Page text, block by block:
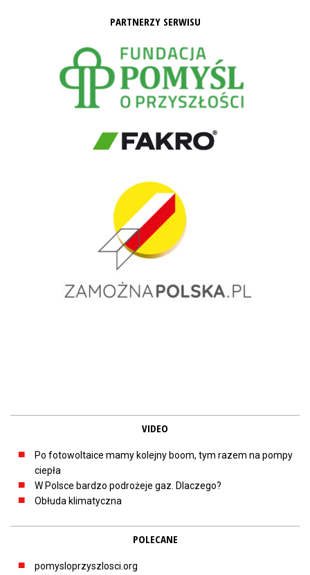
PARTNERZY SERWISU
VIDEO
Po fotowoltaice mamy kolejny boom, tym razem na pompy
ciepła
W Polsce bardzo podrożeje gaz. Dlaczego?
Obłuda klimatyczna
POLECANE
pomysloprzyszlosci.org